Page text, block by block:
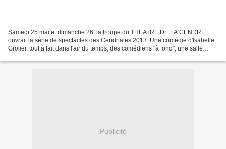
Samedi 25 mai et dimanche 26, la troupe du THEATRE DE LA CENDRE
ouvrait la série de spectacles des Cendriales 2013. Une comédie d'Isabelle
Grolier, tout à fait dans l'air du temps, des comédiens "à fond", une salle
Publicité